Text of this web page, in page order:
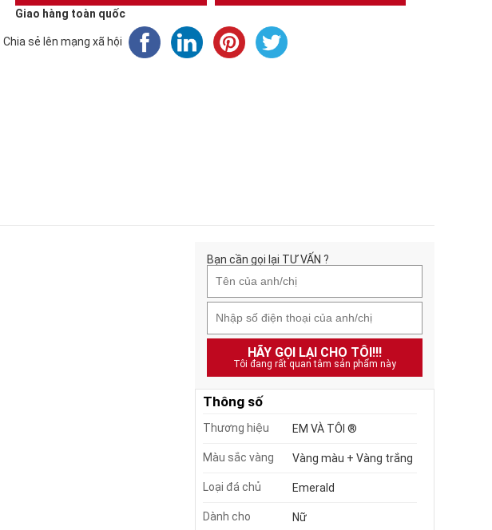
Giao hàng toàn quốc
Chia sẻ lên mạng xã hội
Bạn cần gọi lại TƯ VẤN ?
HÃY GỌI LẠI CHO TÔI!!!
Tôi đang rất quan tâm sản phẩm này
Thông số
Thương hiệu EM VÀ TÔI ®
Màu sắc vàng Vàng màu + Vàng trắng
Loại đá chủ Emerald
Dành cho Nữ